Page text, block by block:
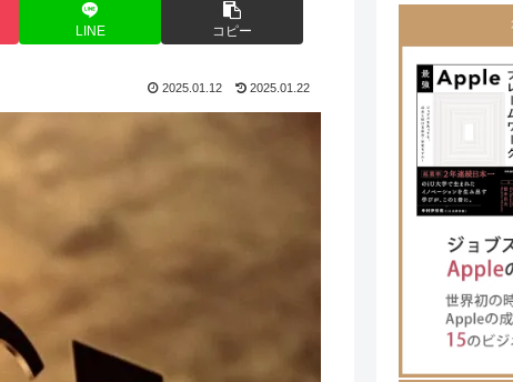
LINE コピー
2025.01.12 2025.01.22